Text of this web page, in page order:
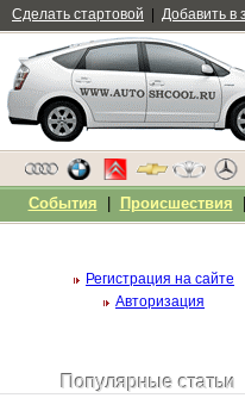
Регистрация на сайте
Авторизация
Популярные статьи
Сделать стартовой Добавить в
События Происшествия